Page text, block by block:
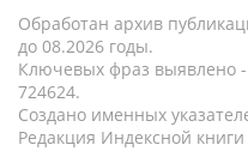
Обработан архив
до 08.2026 годы.
Ключевых фраз выявлено
724624.
Создано именных
Редакция Индексной книги